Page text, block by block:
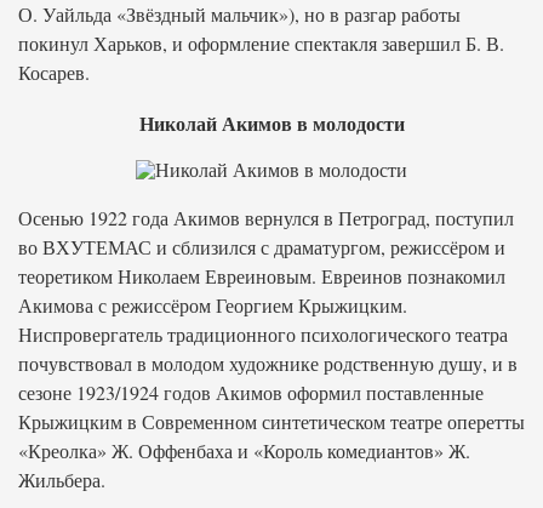
О. Уайльда «Звёздный мальчик»), но в разгар работы
покинул Харьков, и оформление спектакля завершил Б. В.
Косарев.
Николай Акимов в молодости
Осенью 1922 года Акимов вернулся в Петроград, поступил
во ВХУТЕМАС и сблизился с драматургом, режиссёром и
теоретиком Николаем Евреиновым. Евреинов познакомил
Акимова с режиссёром Георгием Крыжицким.
Ниспровергатель традиционного психологического театра
почувствовал в молодом художнике родственную душу, и в
сезоне 1923/1924 годов Акимов оформил поставленные
Крыжицким в Современном синтетическом театре оперетты
«Креолка» Ж. Оффенбаха и «Король комедиантов» Ж.
Жильбера.